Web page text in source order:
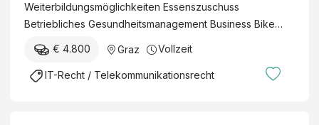
Weiterbildungsmöglichkeiten Essenszuschuss
Betriebliches Gesundheitsmanagement Business Bike…
€ 4.800 Graz Vollzeit
IT-Recht / Telekommunikationsrecht